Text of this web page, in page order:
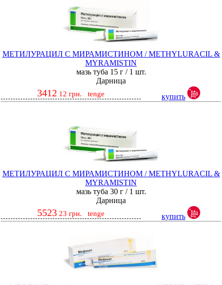
МЕТИЛУРАЦИЛ С МИРАМИСТИНОМ / METHYLURACIL &
MYRAMISTIN
мазь туба 15 г / 1 шт.
Дарница
3412 12 грн. tenge купить
МЕТИЛУРАЦИЛ С МИРАМИСТИНОМ / METHYLURACIL &
MYRAMISTIN
мазь туба 30 г / 1 шт.
Дарница
5523 23 грн. tenge купить